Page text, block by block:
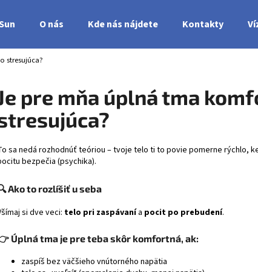
O nás Kde nás nájdete Kontakty
stresujúca?
pre mňa úplná tma
sa nedá rozhodnúť teóriou – tvoje telo ti to povie pomerne rýchlo,
bezpečia (psychika).
Ako to rozlíšiť u seba
si dve veci: telo pri zaspávanía pocit po prebudení.
Úplná tma je pre teba skôr komfortná, ak:
zaspíš bez väčšieho vnútorného napätia
Čo potrebujete nájsť?